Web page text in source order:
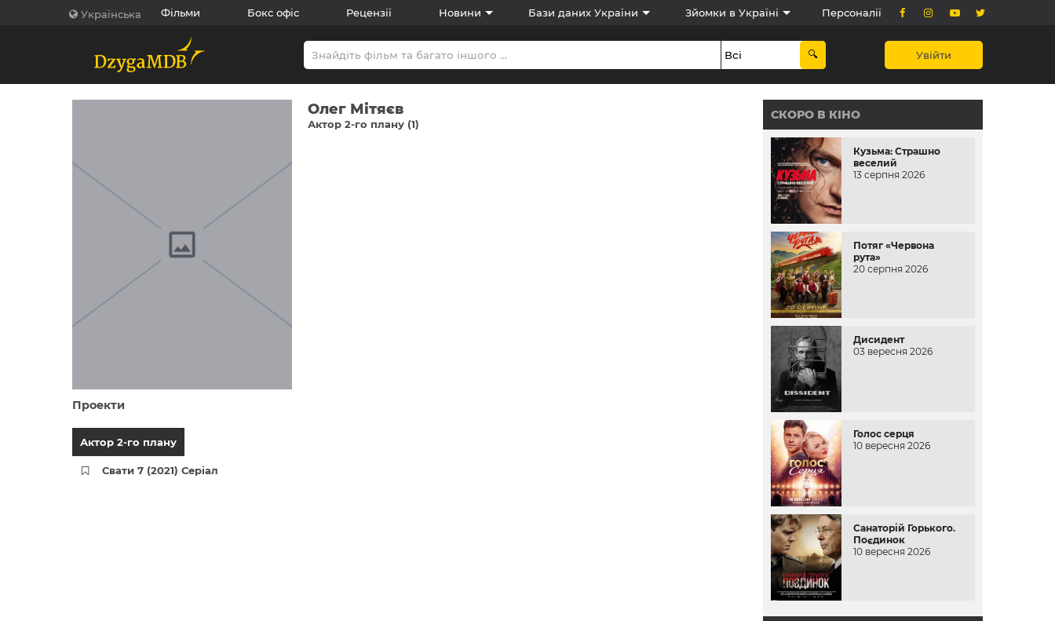
Українська Фільми Бокс офіс Рецензії Новини Бази даних України Зйомки в Україні Персоналії
Увійти
Олег Мітяєв
Актор 2-го плану (1)
Проекти
Актор 2-го плану
Свати 7 (2021) Серіал
СКОРО В КІНО
Кузьма: Страшно
веселий
13 серпня 2026
Потяг «Червона
рута»
20 серпня 2026
Дисидент
03 вересня 2026
Голос серця
10 вересня 2026
Санаторій Горького.
Поєдинок
10 вересня 2026